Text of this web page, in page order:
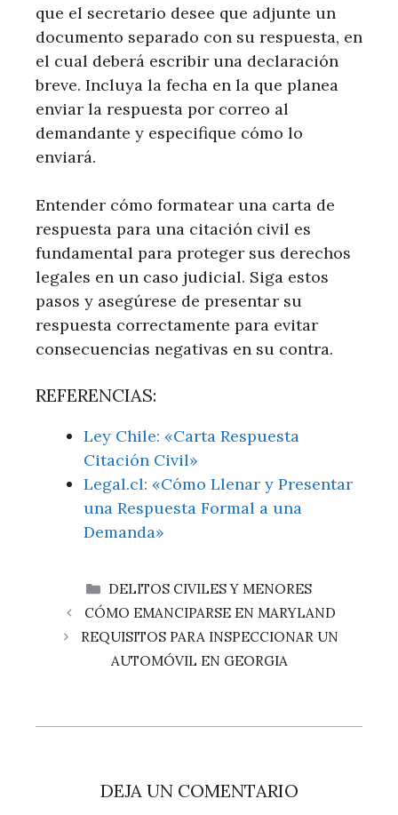
que el secretario desee que adjunte un
documento separado con su respuesta, en
el cual deberá escribir una declaración
breve. Incluya la fecha en la que planea
enviar la respuesta por correo al
demandante y especifique cómo lo
enviará.
Entender cómo formatear una carta de
respuesta para una citación civil es
fundamental para proteger sus derechos
legales en un caso judicial. Siga estos
pasos y asegúrese de presentar su
respuesta correctamente para evitar
consecuencias negativas en su contra.
REFERENCIAS:
Ley Chile: «Carta Respuesta
Citación Civil»
Legal.cl: «Cómo Llenar y Presentar
una Respuesta Formal a una
Demanda»
CATEGORÍAS
DELITOS CIVILES Y MENORES
CÓMO EMANCIPARSE EN MARYLAND
REQUISITOS PARA INSPECCIONAR UN
AUTOMÓVIL EN GEORGIA
DEJA UN COMENTARIO